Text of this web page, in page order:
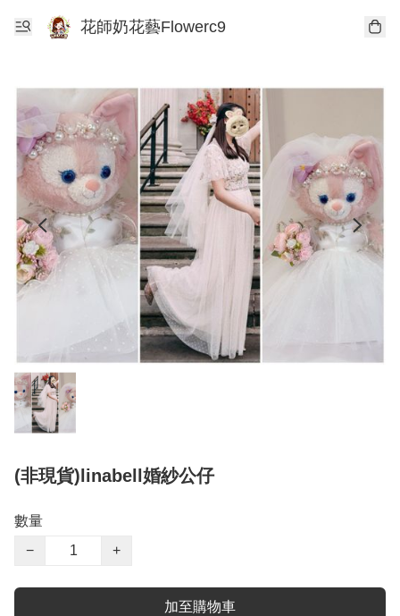
花師奶花藝Flowerc9
(非現貨)linabell婚紗公仔
數量
−
+
加至購物車